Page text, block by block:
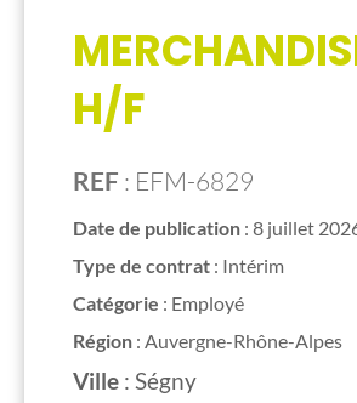
H/F
REF : EFM-6829
Date de publication : 8 juillet
Type de contrat : Intérim
Catégorie : Employé
Région : Auvergne-Rhône-Alpes
Ville : Ségny